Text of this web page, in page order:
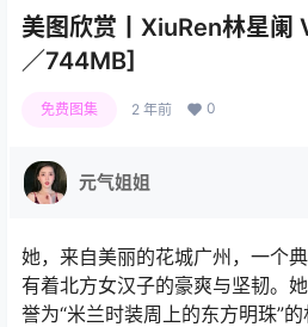
美图欣赏丨XiuRen林星阑
／744MB]
免费图集 2 年前 0
元气姐姐
她，来自美丽的花城广州，一个
有着北方女汉子的豪爽与坚韧。
誉为“米兰时装周上的东方明珠”的